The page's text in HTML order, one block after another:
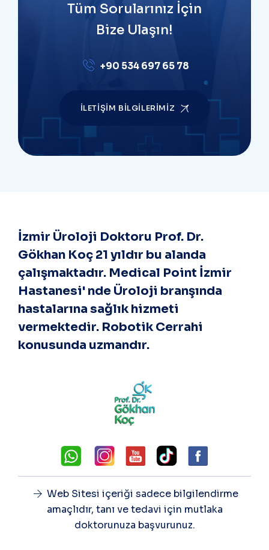
Tüm Sorularınız İçin
Bize Ulaşın!
+90 534 697 65 78
İLETIŞIM BILGILERIMIZ
İzmir Üroloji Doktoru Prof. Dr.
Gökhan Koç 21 yıldır bu alanda
çalışmaktadır. Medical Point İzmir
Hastanesi' nde Üroloji branşında
hastalarına sağlık hizmeti
vermektedir. Robotik Cerrahi
konusunda uzmandır.
Web Sitesi içeriği sadece bilgilendirme
amaçlıdır, tanı ve tedavi için mutlaka
doktorunuza başvurunuz.